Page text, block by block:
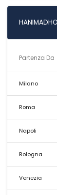
Partenza Da
Milano
Roma
Napoli
Bologna
Venezia